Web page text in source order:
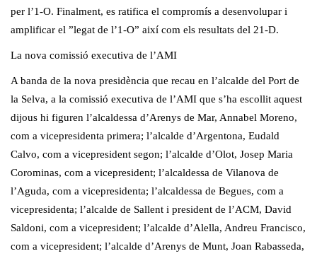
per l’1-O. Finalment, es ratifica el compromís a desenvolupar i
amplificar el ”legat de l’1-O” així com els resultats del 21-D.
La nova comissió executiva de l’AMI
A banda de la nova presidència que recau en l’alcalde del Port de
la Selva, a la comissió executiva de l’AMI que s’ha escollit aquest
dijous hi figuren l’alcaldessa d’Arenys de Mar, Annabel Moreno,
com a vicepresidenta primera; l’alcalde d’Argentona, Eudald
Calvo, com a vicepresident segon; l’alcalde d’Olot, Josep Maria
Corominas, com a vicepresident; l’alcaldessa de Vilanova de
l’Aguda, com a vicepresidenta; l’alcaldessa de Begues, com a
vicepresidenta; l’alcalde de Sallent i president de l’ACM, David
Saldoni, com a vicepresident; l’alcalde d’Alella, Andreu Francisco,
com a vicepresident; l’alcalde d’Arenys de Munt, Joan Rabasseda,